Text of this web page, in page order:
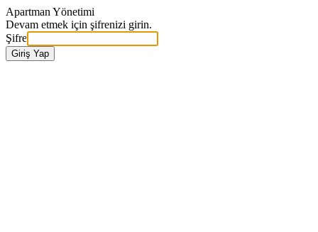
Apartman Yönetimi
Devam etmek için şifrenizi girin.
Şifre
Giriş Yap